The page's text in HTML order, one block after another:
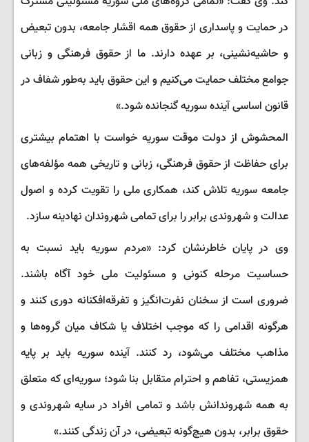
در حمایت و پاسداری از حقوق همه اقشار جامعه، بدون تبعیض
و حاشیه‌نشینی، بر عهده دارند. ما از حقوق فرهنگی و زبانی
جوامع مختلف حمایت می‌کنیم و این حقوق باید به‌طور شفاف در
قانون اساسی آینده سوریه گنجانده شود.»
المحشوش از دولت موقت سوریه خواست با اهتمام بیشتری
برای حفاظت از حقوق فرهنگی، زبانی و تاریخی همه مؤلفه‌های
جامعه سوریه تلاش کند، همکاری ملی را تقویت کرده و اصول
عدالت و شهروندی برابر را برای تمامی شهروندان نهادینه سازد.
وی در پایان خاطرنشان کرد: «مردم سوریه باید نسبت به
حساسیت مرحله کنونی و مسئولیت ملی خود آگاه باشند.
ضروری است از سخنان نفرت‌انگیز و تفرقه‌افکنانه دوری کنند و
هرگونه اقدامی را که موجب اختلاف یا شکاف میان گروه‌ها و
مذاهب مختلف می‌شود، رد کنند. آینده سوریه باید بر پایه
همزیستی، تفاهم و احترام متقابل بنا شود؛ سوریه‌ای که متعلق
به همه شهروندانش باشد و تمامی افراد در سایه شهروندی و
حقوق برابر، بدون هیچ‌گونه تبعیضی، در آن زندگی کنند.»